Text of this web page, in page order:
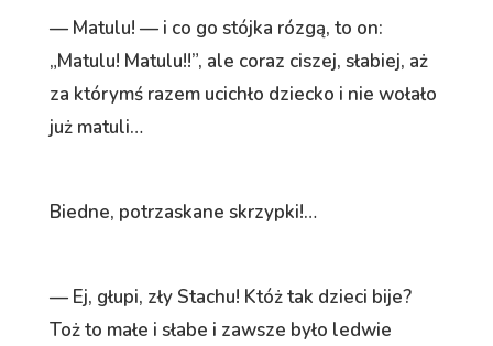
— Matulu! — i co go stójka rózgą, to on:
„Matulu! Matulu!!”, ale coraz ciszej, słabiej, aż
za którymś razem ucichło dziecko i nie wołało
już matuli…
Biedne, potrzaskane skrzypki!…
— Ej, głupi, zły Stachu! Któż tak dzieci bije?
Toż to małe i słabe i zawsze było ledwie